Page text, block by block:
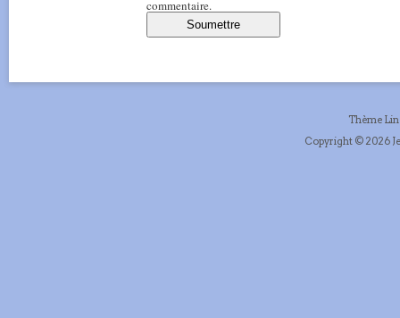
commentaire.
Thème
Copyright © 2026